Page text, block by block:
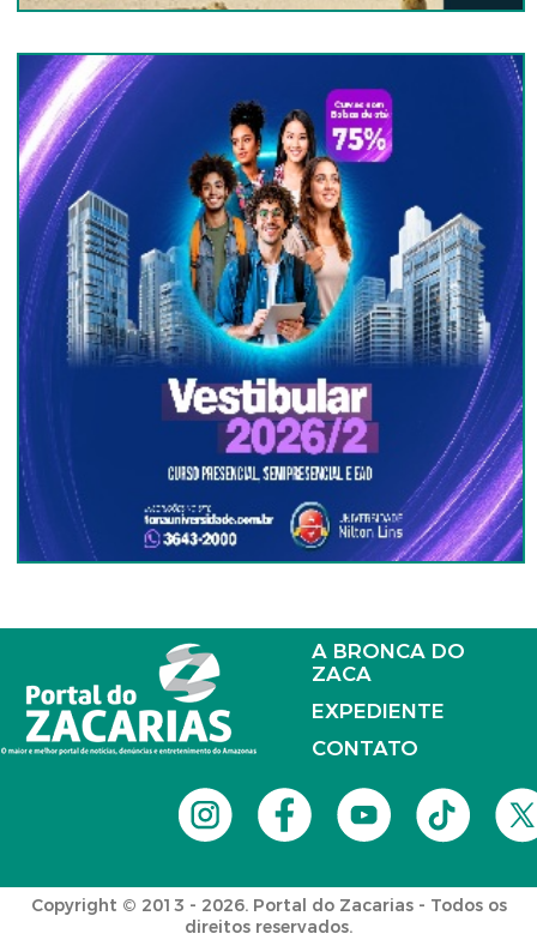
A BRONCA DO
ZACA
EXPEDIENTE
CONTATO
Copyright © 2013 - 2026. Portal do Zacarias - Todos os
direitos reservados.